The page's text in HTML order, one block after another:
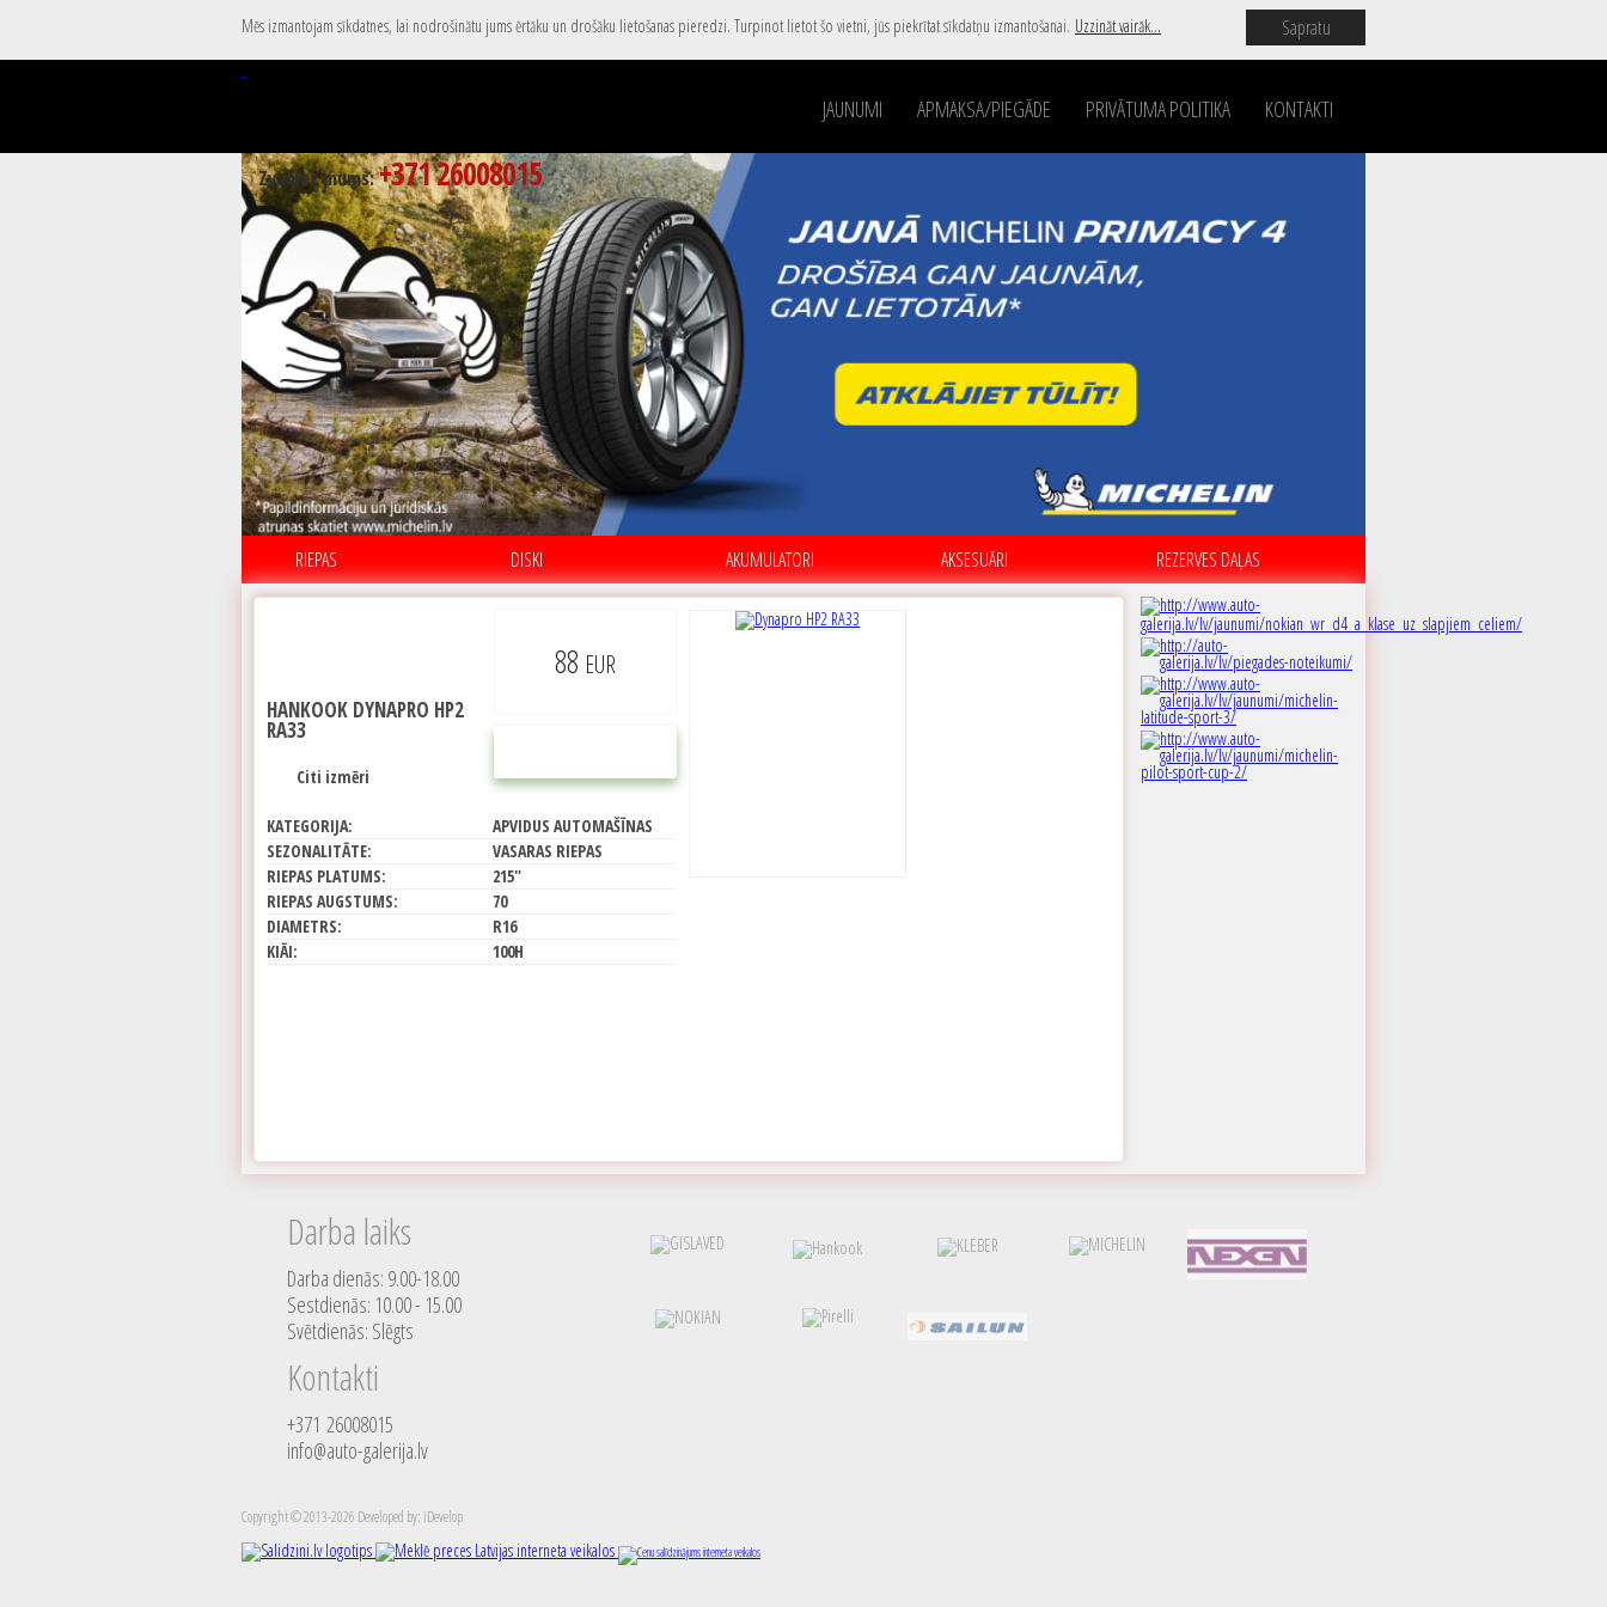
Mēs izmantojam sīkdatnes, lai nodrošinātu jums ērtāku un drošāku lietošanas pieredzi. Turpinot lietot šo vietni, jūs piekrītat sīkdatņu izmantošanai. Uzzināt vairāk... Sapratu
JAUNUMI APMAKSA/PIEGĀDE PRIVĀTUMA POLITIKA KONTAKTI
Zvaniet mums:+371 26008015
RIEPAS DISKI AKUMULATORI AKSESUĀRI REZERVES DAĻAS
88 EUR
HANKOOK DYNAPRO HP2
RA33
Citi izmēri
KATEGORIJA:
APVIDUS AUTOMAŠĪNAS
SEZONALITĀTE:
VASARAS RIEPAS
RIEPAS PLATUMS:
215"
RIEPAS AUGSTUMS:
70
DIAMETRS:
R16
KIĀI:
100H
Darba laiks
Darba dienās: 9.00-18.00
Sestdienās: 10.00 - 15.00
Svētdienās: Slēgts
Kontakti
+371 26008015
info@auto-galerija.lv
Copyright © 2013-2026 Developed by: iDevelop